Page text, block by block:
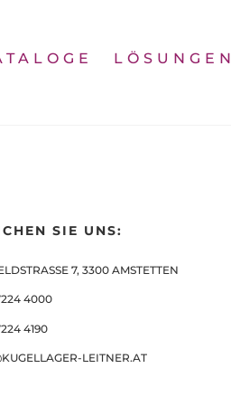
LÖSUNGEN
Top
SIE UNS:
7, 3300 AMSTETTEN
4000
4190
LEITNER.AT